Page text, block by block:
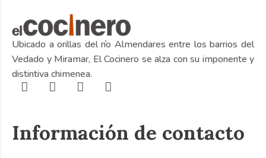
Ubicado a orillas del río Almendares entre los barrios del
Vedado y Miramar, El Cocinero se alza con su imponente y
distintiva chimenea.
Información de contacto